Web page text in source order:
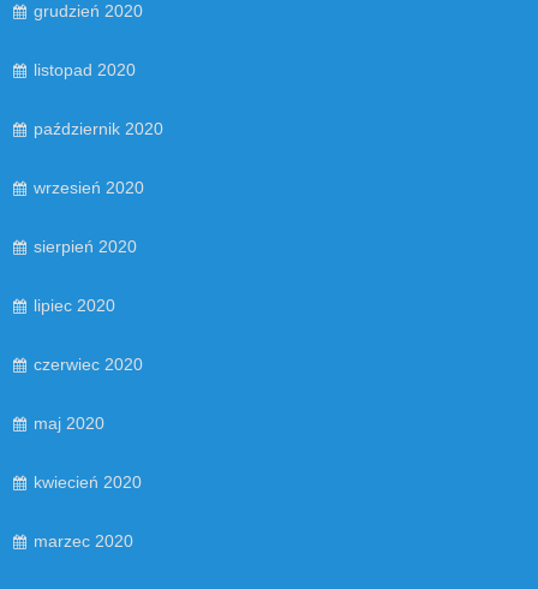
grudzień 2020
listopad 2020
październik 2020
wrzesień 2020
sierpień 2020
lipiec 2020
czerwiec 2020
maj 2020
kwiecień 2020
marzec 2020